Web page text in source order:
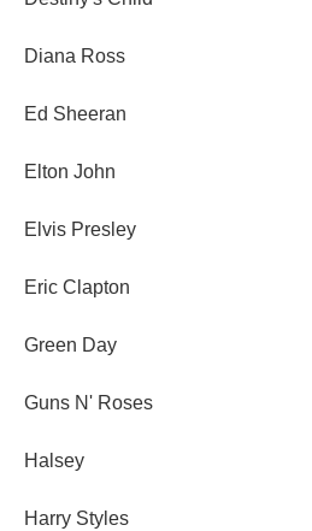
Diana Ross
Ed Sheeran
Elton John
Elvis Presley
Eric Clapton
Green Day
Guns N' Roses
Halsey
Harry Styles